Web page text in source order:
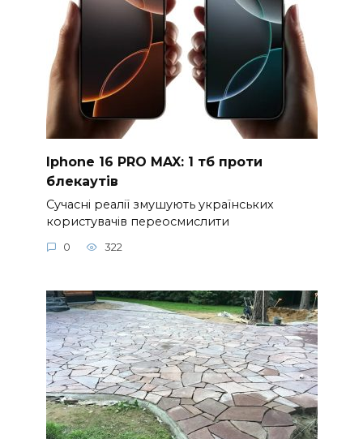
Iphone 16 PRO MAX: 1 тб проти
блекаутів
Сучасні реалії змушують українських
користувачів переосмислити
0 322